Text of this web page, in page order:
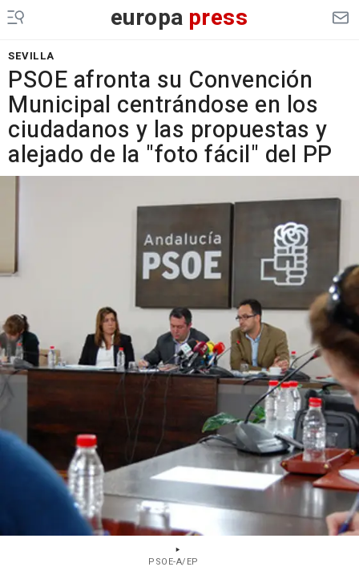
europa press
SEVILLA
PSOE afronta su Convención
Municipal centrándose en los
ciudadanos y las propuestas y
alejado de la "foto fácil" del PP
PSOE-A/EP